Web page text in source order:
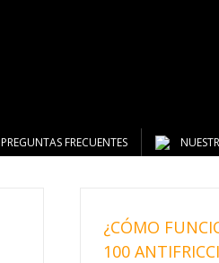
PREGUNTAS FRECUENTES
¿CÓMO
100